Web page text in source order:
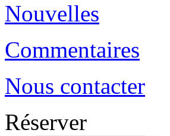
Nouvelles
Commentaires
Nous contacter
Réserver